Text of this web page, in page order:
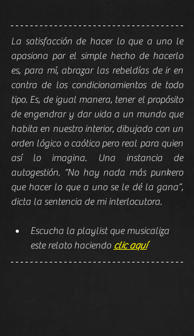
La satisfacción de hacer lo que a uno le
apasiona por el simple hecho de hacerlo
es, para mí, abrazar las rebeldías de ir en
contra de los condicionamientos de todo
tipo. Es, de igual manera, tener el propósito
de engendrar y dar vida a un mundo que
habita en nuestro interior, dibujado con un
orden lógico o caótico pero real para quien
así lo imagina. Una instancia de
autogestión. “No hay nada más punkero
que hacer lo que a uno se le dé la gana”,
dicta la sentencia de mi interlocutora.
Escucha la playlist que musicaliza
este relato haciendo clic aquí